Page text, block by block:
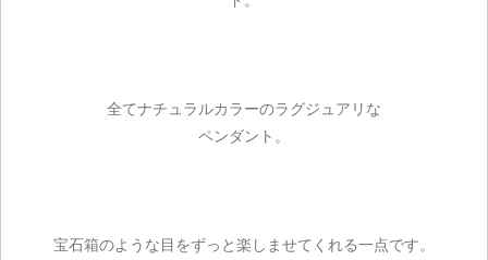
全てナチュラルカラーのラグジュアリな
ペンダント。
宝石箱のような目をずっと楽しませてくれる一点です。